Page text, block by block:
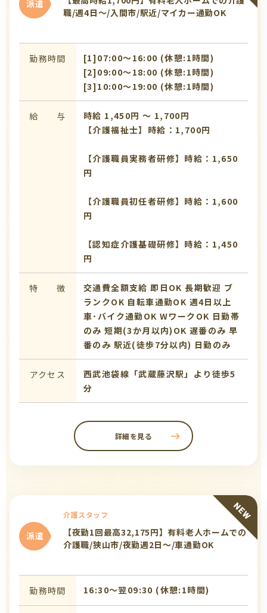
派遣
職/週4日～/入間市/駅近/マイカー通勤OK
勤務時間
[1]07:00〜16:00 (休憩:1時間)
[2]09:00〜18:00 (休憩:1時間)
[3]10:00〜19:00 (休憩:1時間)
給 与
時給 1,450円 〜 1,700円
【介護福祉士】時給：1,700円
【介護職員実務者研修】時給：1,650
円
【介護職員初任者研修】時給：1,600
円
【認知症介護基礎研修】時給：1,450
円
特 徴 交通費全額支給 即日OK 長期歓迎 ブ
ランクOK 自転車通勤OK 週4日以上
車･バイク通勤OK WワークOK 日勤帯
のみ 短期(3か月以内)OK 遅番のみ 早
番のみ 駅近(徒歩7分以内) 日勤のみ
アクセス
西武池袋線「武蔵藤沢駅」より徒歩5
分
詳細を見る
派遣
介護スタッフ
【夜勤1回最高32,175円】有料老人ホームでの
介護職/狭山市/夜勤週2日～/車通勤OK
勤務時間 16:30〜翌09:30 (休憩:1時間)